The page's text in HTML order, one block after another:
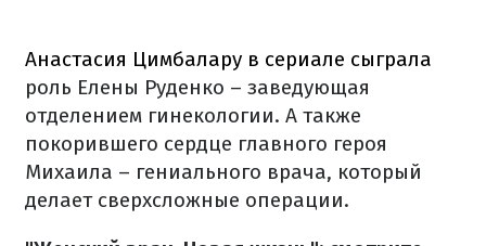
Анастасия Цимбалару в сериале сыграла
роль Елены Руденко – заведующая
отделением гинекологии. А также
покорившего сердце главного героя
Михаила – гениального врача, который
делает сверхсложные операции.